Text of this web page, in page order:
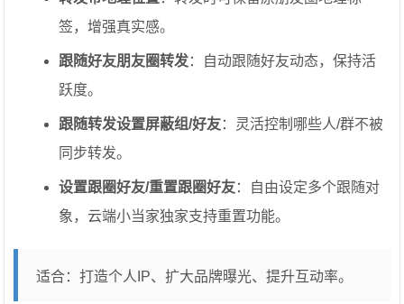
签，增强真实感。
跟随好友朋友圈转发：自动跟随好友动态，保持活
跃度。
跟随转发设置屏蔽组/好友：灵活控制哪些人/群不被
同步转发。
设置跟圈好友/重置跟圈好友：自由设定多个跟随对
象，云端小当家独家支持重置功能。
适合：打造个人IP、扩大品牌曝光、提升互动率。